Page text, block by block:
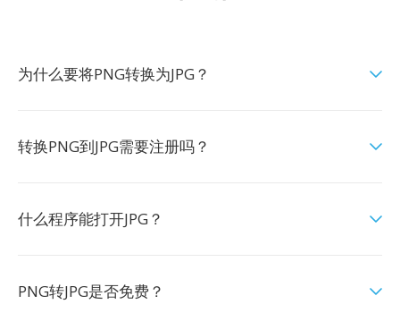
为什么要将PNG转换为JPG？
转换PNG到JPG需要注册吗？
什么程序能打开JPG？
PNG转JPG是否免费？